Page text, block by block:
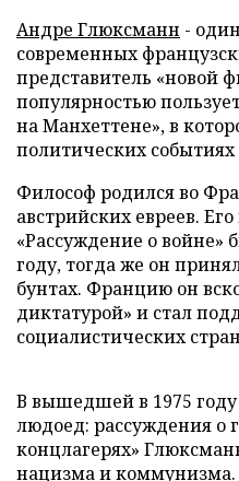
Андре Глюксманн -
современных
представитель «новой
популярностью
на Манхеттене», в
политических событиях
Философ родился во
австрийских евреев.
«Рассуждение о войне»
году, тогда же он
бунтах. Францию он
диктатурой» и стал
социалистических
В вышедшей в 1975 году
людоед: рассуждения о
концлагерях»
нацизма и коммунизма.